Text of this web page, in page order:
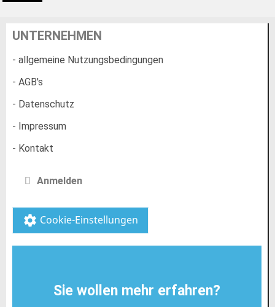
UNTERNEHMEN
- allgemeine Nutzungsbedingungen
- AGB's
- Datenschutz
- Impressum
- Kontakt
Anmelden
settings Cookie-Einstellungen
Sie wollen mehr erfahren?